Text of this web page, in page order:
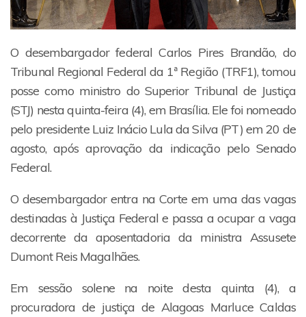
O desembargador federal Carlos Pires Brandão, do
Tribunal Regional Federal da 1ª Região (TRF1), tomou
posse como ministro do Superior Tribunal de Justiça
(STJ) nesta quinta-feira (4), em Brasília. Ele foi nomeado
pelo presidente Luiz Inácio Lula da Silva (PT) em 20 de
agosto, após aprovação da indicação pelo Senado
Federal.
O desembargador entra na Corte em uma das vagas
destinadas à Justiça Federal e passa a ocupar a vaga
decorrente da aposentadoria da ministra Assusete
Dumont Reis Magalhães.
Em sessão solene na noite desta quinta (4), a
procuradora de justiça de Alagoas Marluce Caldas